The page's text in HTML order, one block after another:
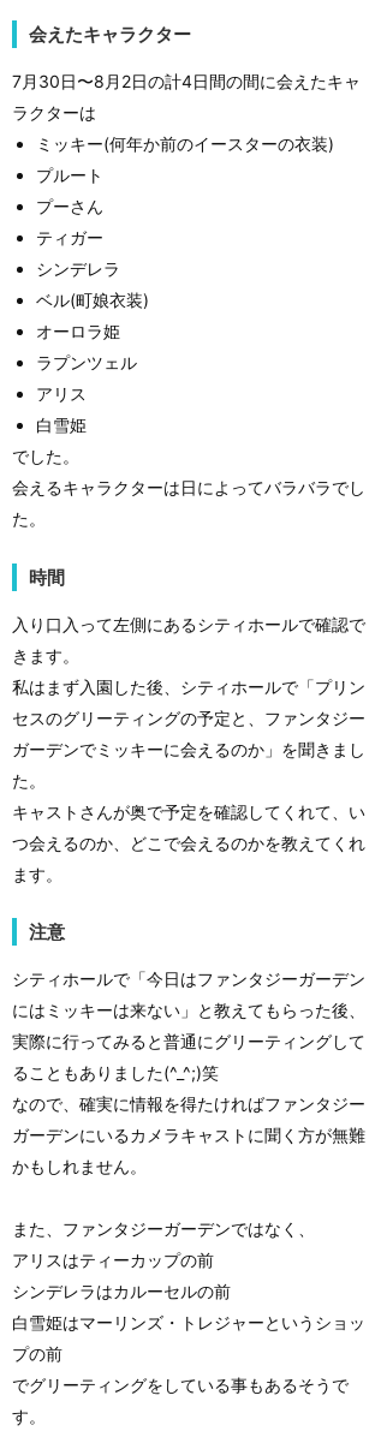
会えたキャラクター
7月30日〜8月2日の計4日間の間に会えたキャ
ラクターは
ミッキー(何年か前のイースターの衣装)
プルート
プーさん
ティガー
シンデレラ
ベル(町娘衣装)
オーロラ姫
ラプンツェル
アリス
白雪姫
でした。
会えるキャラクターは日によってバラバラでし
た。
時間
入り口入って左側にあるシティホールで確認で
きます。
私はまず入園した後、シティホールで「プリン
セスのグリーティングの予定と、ファンタジー
ガーデンでミッキーに会えるのか」を聞きまし
た。
キャストさんが奥で予定を確認してくれて、い
つ会えるのか、どこで会えるのかを教えてくれ
ます。
注意
シティホールで「今日はファンタジーガーデン
にはミッキーは来ない」と教えてもらった後、
実際に行ってみると普通にグリーティングして
ることもありました(^_^;)笑
なので、確実に情報を得たければファンタジー
ガーデンにいるカメラキャストに聞く方が無難
かもしれません。
また、ファンタジーガーデンではなく、
アリスはティーカップの前
シンデレラはカルーセルの前
白雪姫はマーリンズ・トレジャーというショッ
プの前
でグリーティングをしている事もあるそうで
す。